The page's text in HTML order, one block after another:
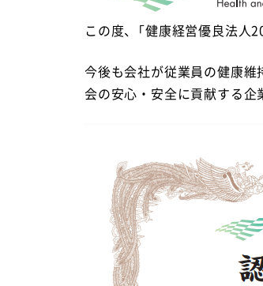
この度、「健康経営優良法人
今後も会社が従業員の健康
会の安心・安全に貢献する企